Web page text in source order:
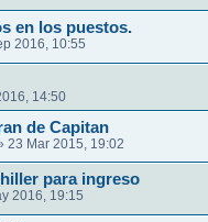
en los puestos.
2016, 10:55
14:50
de Capitan
23 Mar 2015, 19:02
para ingreso
2016, 19:15